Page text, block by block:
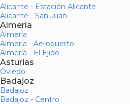
Alicante - Estación Alicante
Alicante - San Juan
Almería
Almería
Almería - Aeropuerto
Almería - El Ejido
Asturias
Oviedo
Badajoz
Badajoz
Badajoz - Centro